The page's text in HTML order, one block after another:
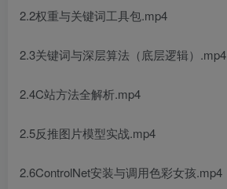
2.2权重与关键词工具包.mp4
2.3关键词与深层算法（底层逻辑）.mp4
2.4C站方法全解析.mp4
2.5反推图片模型实战.mp4
2.6ControlNet安装与调用色彩女孩.mp4